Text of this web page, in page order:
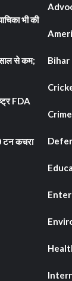
भी की
से कम;
FDA
टन कचरा
Crime